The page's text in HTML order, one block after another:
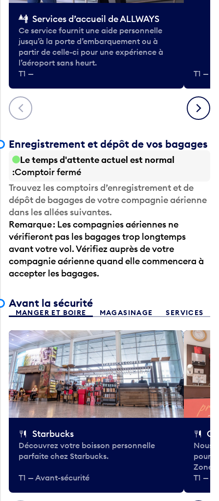
Précédent
Services d’accueil de ALLWAYS
Ce service fournit une aide personnelle
jusqu’à la porte d’embarquement ou à
partir de celle-ci pour une expérience à
l’aéroport sans heurt.
T1 —
T1 —
Suivant
Enregistrement et dépôt de vos bagages
Le temps d'attente actuel est normal
Comptoir fermé
Trouvez les comptoirs d’enregistrement et de
dépôt de bagages de votre compagnie aérienne
dans les allées suivantes.
Remarque : Les compagnies aériennes ne
vérifieront pas les bagages trop longtemps
avant votre vol. Vérifiez auprès de votre
compagnie aérienne quand elle commencera à
accepter les bagages.
Avant la sécurité
MANGER ET BOIRE MAGASINAGE SERVICES
Starbucks
Découvrez votre boisson personnelle
parfaite chez Starbucks.
T1 — Avant-sécurité
Nous
pour
Zone.
T1 —